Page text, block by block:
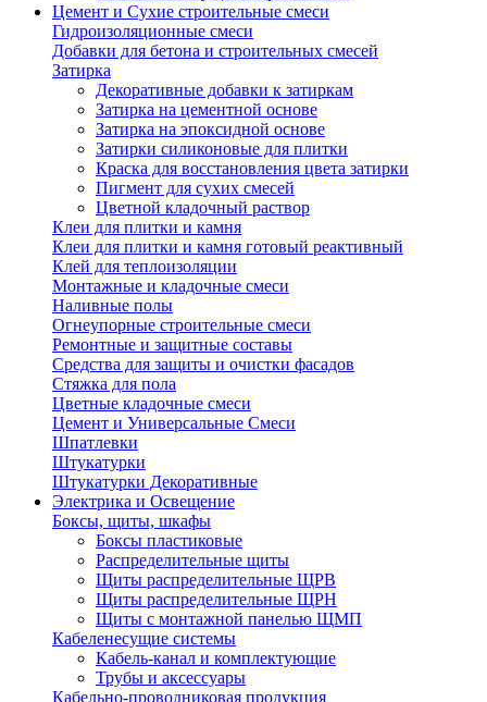
Цемент и Сухие строительные смеси
Гидроизоляционные смеси
Добавки для бетона и строительных смесей
Затирка
Декоративные добавки к затиркам
Затирка на цементной основе
Затирка на эпоксидной основе
Затирки силиконовые для плитки
Краска для восстановления цвета затирки
Пигмент для сухих смесей
Цветной кладочный раствор
Клеи для плитки и камня
Клеи для плитки и камня готовый реактивный
Клей для теплоизоляции
Монтажные и кладочные смеси
Наливные полы
Огнеупорные строительные смеси
Ремонтные и защитные составы
Средства для защиты и очистки фасадов
Стяжка для пола
Цветные кладочные смеси
Цемент и Универсальные Смеси
Шпатлевки
Штукатурки
Штукатурки Декоративные
Электрика и Освещение
Боксы, щиты, шкафы
Боксы пластиковые
Распределительные щиты
Щиты распределительные ЩРВ
Щиты распределительные ЩРН
Щиты с монтажной панелью ЩМП
Кабеленесущие системы
Кабель-канал и комплектующие
Трубы и аксессуары
Кабельно-проводниковая продукция